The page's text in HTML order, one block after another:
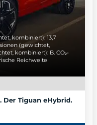
kombiniert): 13,7
(gewichtet,
kombiniert): B. CO₂-
Reichweite
Der Tiguan eHybrid.